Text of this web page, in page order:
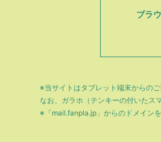
ブラ
※当サイトはタブレット端末からの
なお、ガラホ（テンキーの付いたス
※「mail.fanpla.jp」からのドメイン